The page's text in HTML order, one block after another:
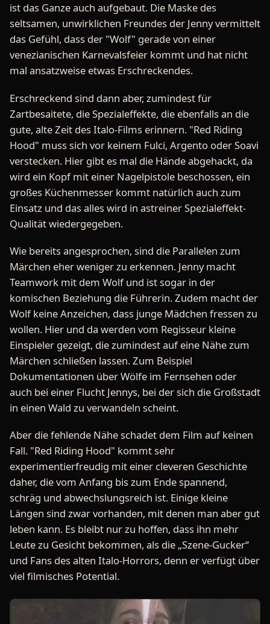
ist das Ganze auch aufgebaut. Die Maske des
seltsamen, unwirklichen Freundes der Jenny vermittelt
das Gefühl, dass der "Wolf" gerade von einer
venezianischen Karnevalsfeier kommt und hat nicht
mal ansatzweise etwas Erschreckendes.
Erschreckend sind dann aber, zumindest für
Zartbesaitete, die Spezialeffekte, die ebenfalls an die
gute, alte Zeit des Italo-Films erinnern. "Red Riding
Hood" muss sich vor keinem Fulci, Argento oder Soavi
verstecken. Hier gibt es mal die Hände abgehackt, da
wird ein Kopf mit einer Nagelpistole beschossen, ein
großes Küchenmesser kommt natürlich auch zum
Einsatz und das alles wird in astreiner Spezialeffekt-
Qualität wiedergegeben.
Wie bereits angesprochen, sind die Parallelen zum
Märchen eher weniger zu erkennen. Jenny macht
Teamwork mit dem Wolf und ist sogar in der
komischen Beziehung die Führerin. Zudem macht der
Wolf keine Anzeichen, dass junge Mädchen fressen zu
wollen. Hier und da werden vom Regisseur kleine
Einspieler gezeigt, die zumindest auf eine Nähe zum
Märchen schließen lassen. Zum Beispiel
Dokumentationen über Wölfe im Fernsehen oder
auch bei einer Flucht Jennys, bei der sich die Großstadt
in einen Wald zu verwandeln scheint.
Aber die fehlende Nähe schadet dem Film auf keinen
Fall. "Red Riding Hood" kommt sehr
experimentierfreudig mit einer cleveren Geschichte
daher, die vom Anfang bis zum Ende spannend,
schräg und abwechslungsreich ist. Einige kleine
Längen sind zwar vorhanden, mit denen man aber gut
leben kann. Es bleibt nur zu hoffen, dass ihn mehr
Leute zu Gesicht bekommen, als die „Szene-Gucker“
und Fans des alten Italo-Horrors, denn er verfügt über
viel filmisches Potential.